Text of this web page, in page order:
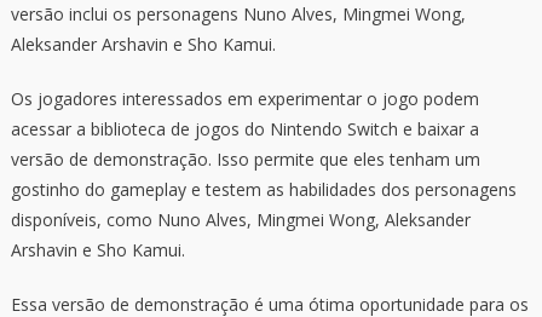
versão inclui os personagens Nuno Alves, Mingmei Wong,
Aleksander Arshavin e Sho Kamui.
Os jogadores interessados em experimentar o jogo podem
acessar a biblioteca de jogos do Nintendo Switch e baixar a
versão de demonstração. Isso permite que eles tenham um
gostinho do gameplay e testem as habilidades dos personagens
disponíveis, como Nuno Alves, Mingmei Wong, Aleksander
Arshavin e Sho Kamui.
Essa versão de demonstração é uma ótima oportunidade para os